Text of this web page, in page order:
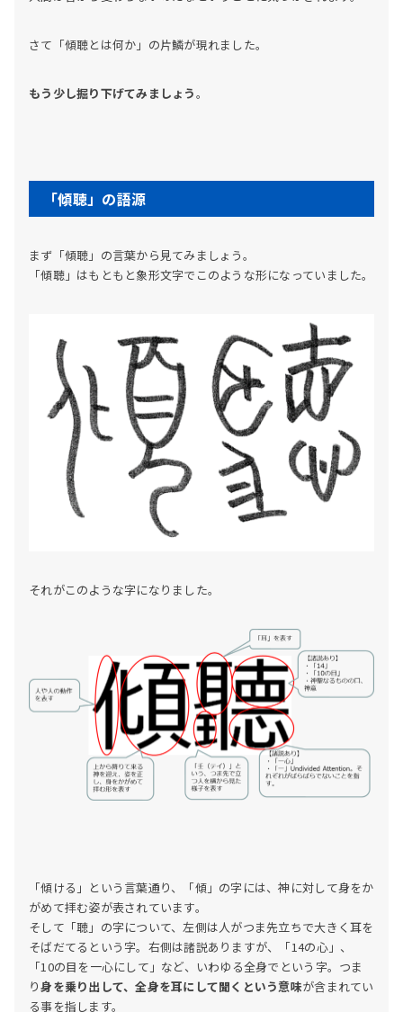
さて「傾聴とは何か」の片鱗が現れました。
もう少し掘り下げてみましょう。
「傾聴」の語源
まず「傾聴」の言葉から見てみましょう。
「傾聴」はもともと象形文字でこのような形になっていました。
それがこのような字になりました。
「傾ける」という言葉通り、「傾」の字には、神に対して身をか
がめて拝む姿が表されています。
そして「聴」の字について、左側は人がつま先立ちで大きく耳を
そばだてるという字。右側は諸説ありますが、「14の心」、
「10の目を一心にして」など、いわゆる全身でという字。つま
り身を乗り出して、全身を耳にして聞くという意味が含まれてい
る事を指します。